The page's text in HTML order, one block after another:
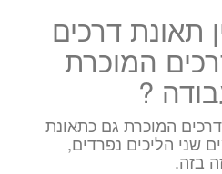
תאונת דרכים
המוכרת
?
המוכרת גם כתאונת
שני הליכים נפרדים,
בזה.